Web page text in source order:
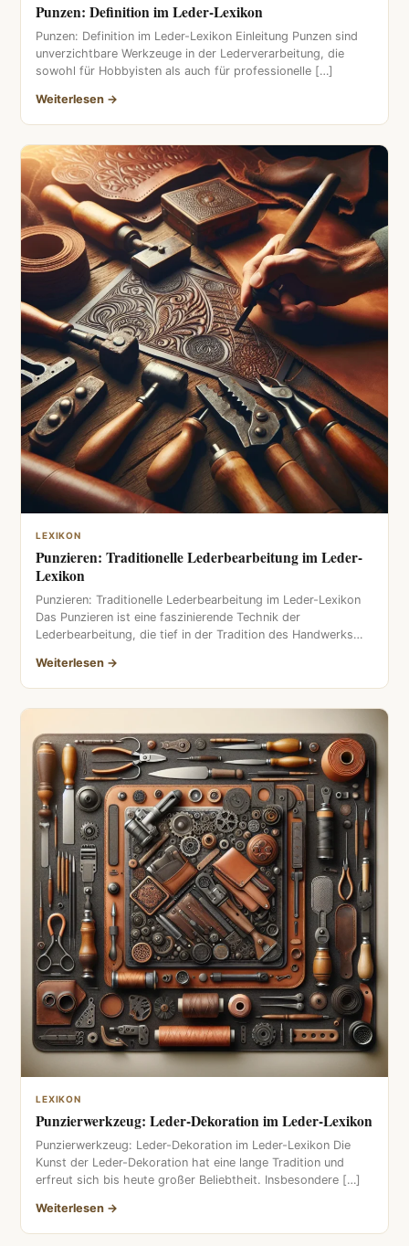
Punzen: Definition im Leder-Lexikon
Punzen: Definition im Leder-Lexikon Einleitung Punzen sind
unverzichtbare Werkzeuge in der Lederverarbeitung, die
sowohl für Hobbyisten als auch für professionelle […]
Weiterlesen →
LEXIKON
Punzieren: Traditionelle Lederbearbeitung im Leder-
Lexikon
Punzieren: Traditionelle Lederbearbeitung im Leder-Lexikon
Das Punzieren ist eine faszinierende Technik der
Lederbearbeitung, die tief in der Tradition des Handwerks
Weiterlesen →
LEXIKON
Punzierwerkzeug: Leder-Dekoration im Leder-Lexikon
Punzierwerkzeug: Leder-Dekoration im Leder-Lexikon Die
Kunst der Leder-Dekoration hat eine lange Tradition und
erfreut sich bis heute großer Beliebtheit. Insbesondere […]
Weiterlesen →